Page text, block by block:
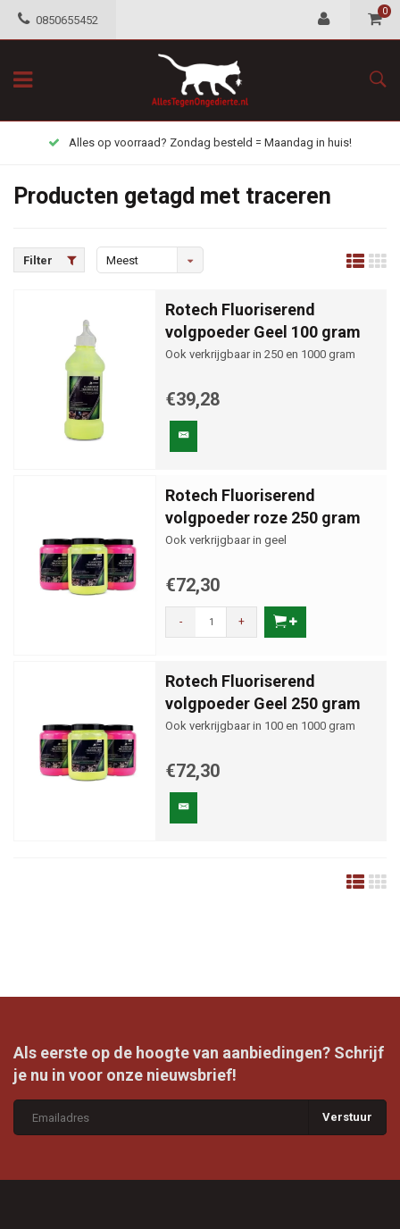
0850655452
0
Alles op voorraad? Zondag besteld = Maandag in huis!
Producten getagd met traceren
Filter
Meest
Rotech Fluoriserend
volgpoeder Geel 100 gram
Ook verkrijgbaar in 250 en 1000 gram
€39,28
Rotech Fluoriserend
volgpoeder roze 250 gram
Ook verkrijgbaar in geel
€72,30
- +
Rotech Fluoriserend
volgpoeder Geel 250 gram
Ook verkrijgbaar in 100 en 1000 gram
€72,30
Als eerste op de hoogte van aanbiedingen? Schrijf
je nu in voor onze nieuwsbrief!
Verstuur